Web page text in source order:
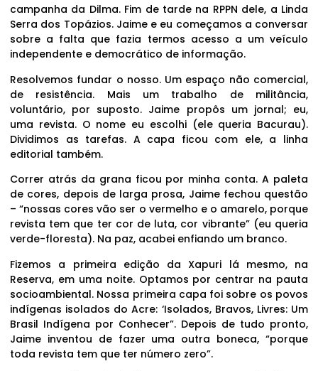
campanha da Dilma. Fim de tarde na RPPN dele, a Linda
Serra dos Topázios. Jaime e eu começamos a conversar
sobre a falta que fazia termos acesso a um veículo
independente e democrático de informação.
Resolvemos fundar o nosso. Um espaço não comercial,
de resistência. Mais um trabalho de militância,
voluntário, por suposto. Jaime propôs um jornal; eu,
uma revista. O nome eu escolhi (ele queria Bacurau).
Dividimos as tarefas. A capa ficou com ele, a linha
editorial também.
Correr atrás da grana ficou por minha conta. A paleta
de cores, depois de larga prosa, Jaime fechou questão
– “nossas cores vão ser o vermelho e o amarelo, porque
revista tem que ter cor de luta, cor vibrante” (eu queria
verde-floresta). Na paz, acabei enfiando um branco.
Fizemos a primeira edição da Xapuri lá mesmo, na
Reserva, em uma noite. Optamos por centrar na pauta
socioambiental. Nossa primeira capa foi sobre os povos
indígenas isolados do Acre: ‘Isolados, Bravos, Livres: Um
Brasil Indígena por Conhecer”. Depois de tudo pronto,
Jaime inventou de fazer uma outra boneca, “porque
toda revista tem que ter número zero”.